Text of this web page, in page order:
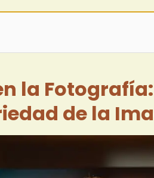
la
de la